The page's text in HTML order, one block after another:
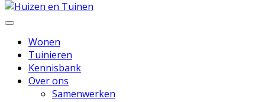
Huizen en Tuinen
Inspiratie voor wonen en tuinieren
Wonen
Tuinieren
Kennisbank
Over ons
Samenwerken